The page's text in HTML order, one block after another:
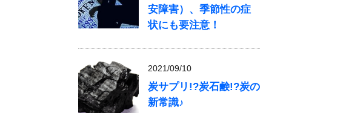
安障害）、季節性の症
状にも要注意！
2021/09/10
炭サプリ!?炭石鹸!?炭の
新常識♪